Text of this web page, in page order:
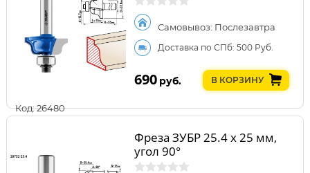
Код: 26480
Самовывоз: Послезавтра
Доставка по СПб: 500 Руб.
690 руб. В КОРЗИНУ
Фреза ЗУБР 25.4 x 25 мм,
угол 90°